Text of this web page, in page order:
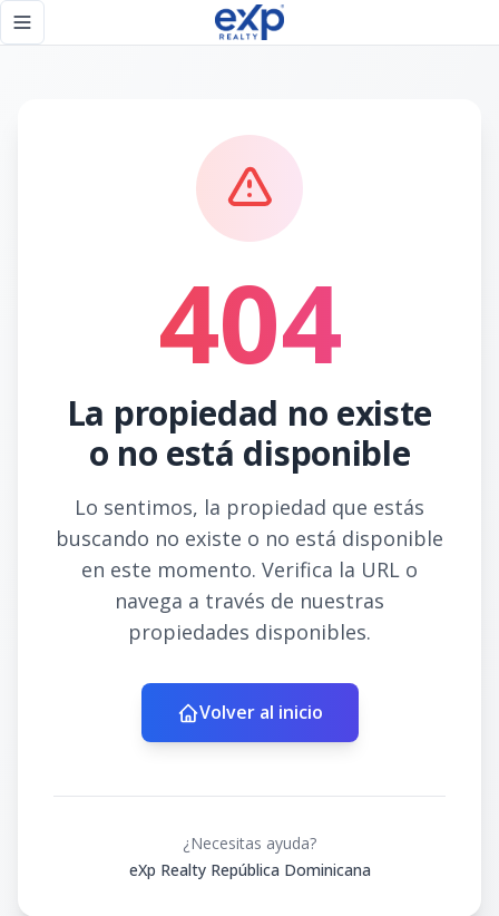
Toggle navigation menu
404
La propiedad no existe
o no está disponible
Lo sentimos, la propiedad que estás
buscando no existe o no está disponible
en este momento. Verifica la URL o
navega a través de nuestras
propiedades disponibles.
Volver al inicio
¿Necesitas ayuda?
eXp Realty República Dominicana
Página no encontrada - eXp Realty República Dominicana